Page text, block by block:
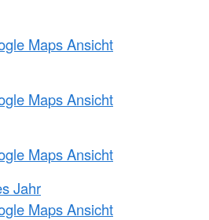
Maps Ansicht
Maps Ansicht
Maps Ansicht
Jahr
Maps Ansicht